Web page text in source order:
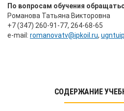
По вопросам обучения
Романова Татьяна Викторовна
+7 (347) 260-91-77, 264-68-65
е-mail: romanovatv@ipkoil.ru,
СОДЕРЖАНИЕ